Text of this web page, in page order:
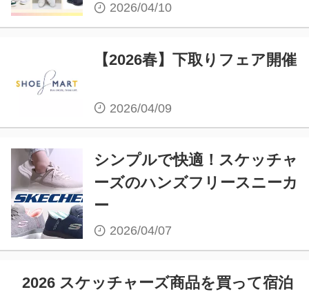
2026/04/10
【2026春】下取りフェア開催
2026/04/09
シンプルで快適！スケッチャ
ーズのハンズフリースニーカ
ー
2026/04/07
2026 スケッチャーズ商品を買って宿泊